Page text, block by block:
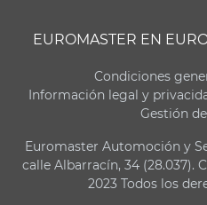
EUROMASTER EN
Condiciones
Información legal y
Gestión
Euromaster Automoción y
calle Albarracín, 34 (28.037).
2023 Todos los